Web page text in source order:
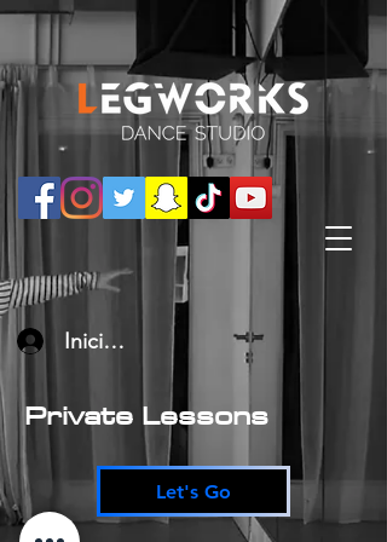
Iniciar sesión
Private Lessons
Let's Go